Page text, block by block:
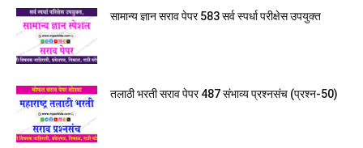
सामान्य ज्ञान सराव पेपर 583 सर्व स्पर्धा परीक्षेस उपयुक्त
तलाठी भरती सराव पेपर 487 संभाव्य प्रश्नसंच (प्रश्न-50)